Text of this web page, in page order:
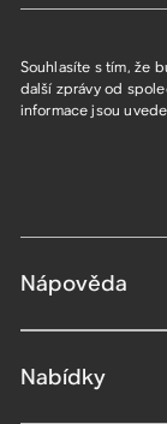
Souhlasíte s tím, že
další zprávy od
informace jsou
Nápověda
Nabídky